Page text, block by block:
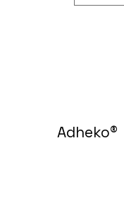
Adheko®